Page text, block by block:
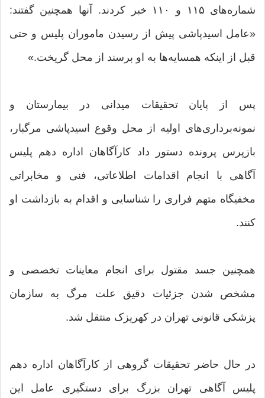
شماره‌های ۱۱۵ و ۱۱۰ خبر کردند. آنها همچنین گفتند:
«عامل اسیدپاشی پیش از رسیدن ماموران پلیس و حتی
قبل از اینکه همسایه‌ها به او برسند از محل گریخت.»
پس از پایان تحقیقات میدانی در بیمارستان و
نمونه‌برداری‌های اولیه از محل وقوع اسیدپاشی مرگبار،
بازپرس پرونده دستور داد کارآگاهان اداره دهم پلیس
آگاهی با انجام اقدامات اطلاعاتی، فنی و مخابراتی
مخفیگاه متهم فراری را شناسایی و اقدام به بازداشت او
کنند.
همچنین جسد مقتول برای انجام معاینات تخصصی و
مشخص شدن جزئیات دقیق علت مرگ به سازمان
پزشکی قانونی تهران در کهریزک منتقل شد.
در حال حاضر تحقیقات گروهی از کارآگاهان اداره دهم
پلیس آگاهی تهران بزرگ برای دستگیری عامل این